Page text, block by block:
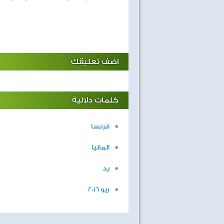
اضف تعليقك
كلمات دلالية
فرنسا
المانيا
يد
ريو 2016